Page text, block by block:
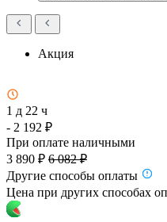
Акция
1 д 22 ч
- 2 192 ₽
При оплате наличными
3 890 ₽ 6 082 ₽
Другие способы оплаты
Цена при других способах